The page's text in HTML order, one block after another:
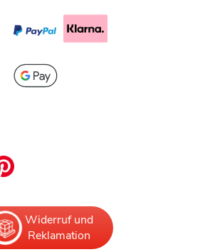
Widerruf und
Reklamation